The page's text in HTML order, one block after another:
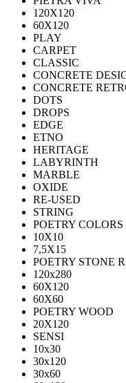
120X120
60Х120
PLAY
CARPET
CLASSIC
CONCRETE
CONCRETE
DOTS
DROPS
EDGE
ETNO
HERITAGE
LABYRINTH
MARBLE
OXIDE
RE-USED
STRING
POETRY COLORS
10Х10
7,5Х15
POETRY STONE
120x280
60Х120
60Х60
POETRY WOOD
20Х120
SENSI
10x30
30x120
30x60